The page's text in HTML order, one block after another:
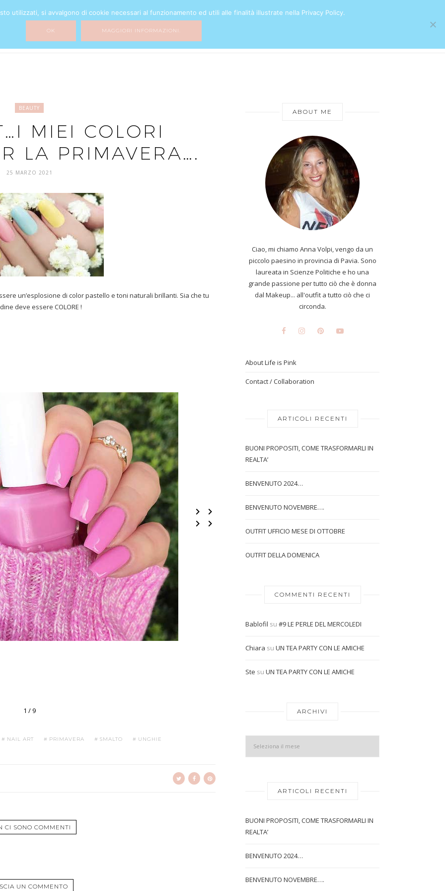
BEAUTY
MIEI COLORI
LA PRIMAVERA….
25 MARZO 2021
un’esplosione di color pastello e toni naturali brillanti. Sia che tu
deve essere COLORE !
1 / 9
NAIL ART PRIMAVERA SMALTO UNGHIE
CI SONO COMMENTI
UN COMMENTO
ABOUT ME
Ciao, mi chiamo Anna Volpi, vengo da un
piccolo paesino in provincia di Pavia. Sono
laureata in Scienze Politiche e ho una
grande passione per tutto ciò che è donna
dal Makeup... all'outfit a tutto ciò che ci
circonda.
About Life is Pink
Contact / Collaboration
ARTICOLI RECENTI
BUONI PROPOSITI, COME TRASFORMARLI IN
REALTA’
BENVENUTO 2024…
BENVENUTO NOVEMBRE….
OUTFIT UFFICIO MESE DI OTTOBRE
OUTFIT DELLA DOMENICA
COMMENTI RECENTI
Bablofil su #9 LE PERLE DEL MERCOLEDI
Chiara su UN TEA PARTY CON LE AMICHE
Ste su UN TEA PARTY CON LE AMICHE
ARCHIVI
ARTICOLI RECENTI
BUONI PROPOSITI, COME TRASFORMARLI IN
REALTA’
BENVENUTO 2024…
BENVENUTO NOVEMBRE….
utilizzati, si avvalgono di cookie necessari al funzionamento ed utili alle finalità illustrate nella Privacy Policy.
OK MAGGIORI INFORMAZIONI.